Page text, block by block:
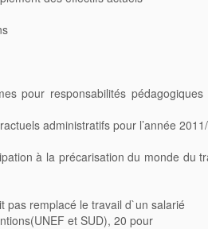
pour responsabilités
administratifs pour l’année
à la précarisation du monde du
pas remplacé le travail d`un salarié
et SUD), 20 pour